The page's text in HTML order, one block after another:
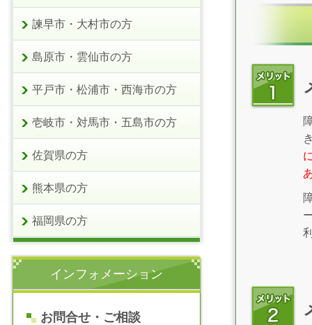
諫早市・大村市の方
島原市・雲仙市の方
平戸市・松浦市・西海市の方
壱岐市・対馬市・五島市の方
佐賀県の方
熊本県の方
福岡県の方
インフォメーション
お問合せ・ご相談